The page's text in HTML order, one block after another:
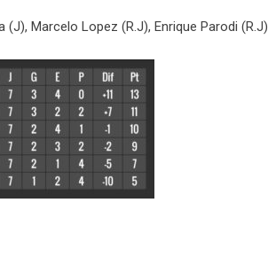
(J), Marcelo Lopez (R.J), Enrique Parodi (R.J)